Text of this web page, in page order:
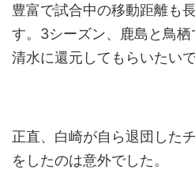
豊富で試合中の移動距離も
す。3シーズン、鹿島と鳥
清水に還元してもらいたいで
正直、白崎が自ら退団した
をしたのは意外でした。